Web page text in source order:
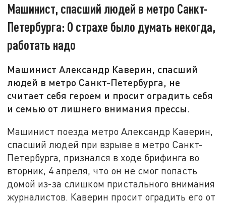
Машинист, спасший людей в метро Санкт-
Петербурга: О страхе было думать некогда,
работать надо
Машинист Александр Каверин, спасший
людей в метро Санкт-Петербурга, не
считает себя героем и просит оградить себя
и семью от лишнего внимания прессы.
Машинист поезда метро Александр Каверин,
спасший людей при взрыве в метро Санкт-
Петербурга, признался в ходе брифинга во
вторник, 4 апреля, что он не смог попасть
домой из-за слишком пристального внимания
журналистов. Каверин просит оградить его от